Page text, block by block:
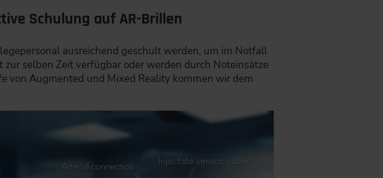
Schulung auf AR-Brillen
ausreichend geschult werden, um im Notfall
selben Zeit verfügbar oder werden durch Noteinsätze
von Augmented und Mixed Reality kommen wir dem